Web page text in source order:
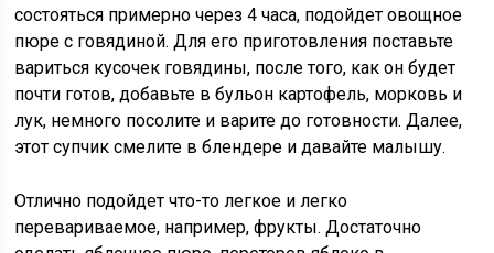
состояться примерно через 4 часа, подойдет овощное
пюре с говядиной. Для его приготовления поставьте
вариться кусочек говядины, после того, как он будет
почти готов, добавьте в бульон картофель, морковь и
лук, немного посолите и варите до готовности. Далее,
этот супчик смелите в блендере и давайте малышу.
Отлично подойдет что-то легкое и легко
перевариваемое, например, фрукты. Достаточно